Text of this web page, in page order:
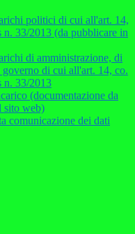
politici di cui all'art. 14,
n. 33/2013 (da pubblicare in
di amministrazione, di
di cui all'art. 14, co.
n. 33/2013
(documentazione da
sito web)
comunicazione dei dati